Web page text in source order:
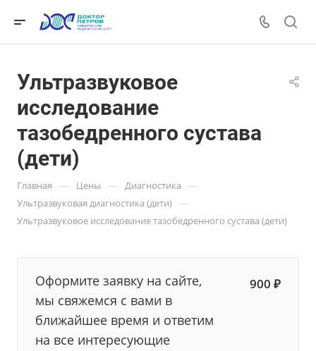
Ультразвуковое
исследование
тазобедренного сустава
(дети)
Главная — Цены — Диагностика —
Ультразвуковая диагностика (дети) —
Ультразвуковое исследование тазобедренного сустава (дети)
Оформите заявку на сайте,
мы свяжемся с вами в
ближайшее время и ответим
на все интересующие
900 ₽